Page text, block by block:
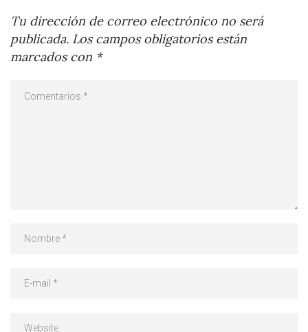
Tu dirección de correo electrónico no será
publicada. Los campos obligatorios están
marcados con *